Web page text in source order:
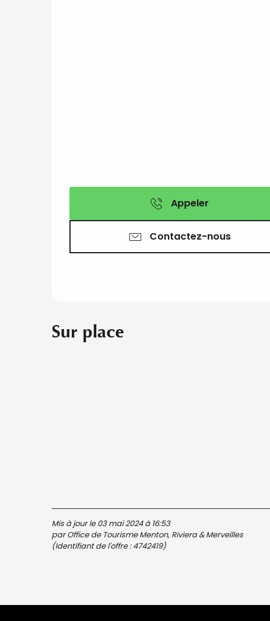
Appeler
Contactez-nous
Sur place
Mis à jour le 03 mai 2024 à 16:53
par Office de Tourisme Menton, Riviera & Merveilles
(Identifiant de l'offre :4742419)